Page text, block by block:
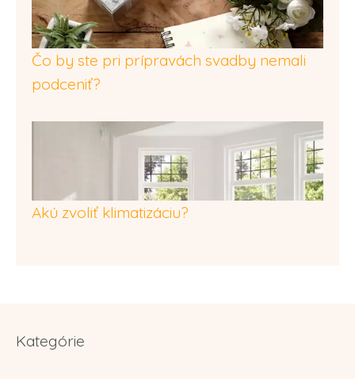
Čo by ste pri prípravách svadby nemali
podceniť?
Akú zvoliť klimatizáciu?
Kategórie